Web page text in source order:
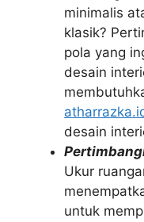
minimalis
klasik?
pola yang
desain
desain
Ukur
untuk